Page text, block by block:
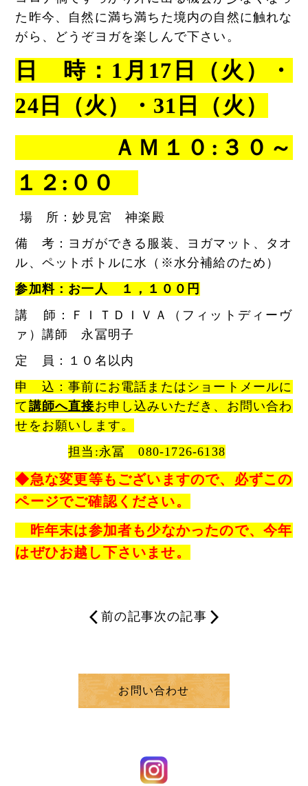
た昨今、自然に満ち満ちた境内の自然に触れな
がら、どうぞヨガを楽しんで下さい。
日 時：1月17日（火）・
24日（火）・31日（火）
ＡＭ１０:３０～
１２:００
場 所：妙見宮 神楽殿
備 考：ヨガができる服装、ヨガマット、タオ
ル、ペットボトルに水（※水分補給のため）
参加料：お一人 １，１００円
講 師：ＦＩＴＤＩＶＡ（フィットディーヴ
ァ）講師 永冨明子
定 員：１０名以内
申 込：事前にお電話またはショートメールに
て 講師へ直接お申し込みいただき、お問い合わ
せをお願いします。
担当:永冨 080-1726-6138
◆急な変更等もございますので、必ずこの
ページでご確認ください。
昨年末は参加者も少なかったので、今年
はぜひお越し下さいませ。
前の記事次の記事
お問い合わせ